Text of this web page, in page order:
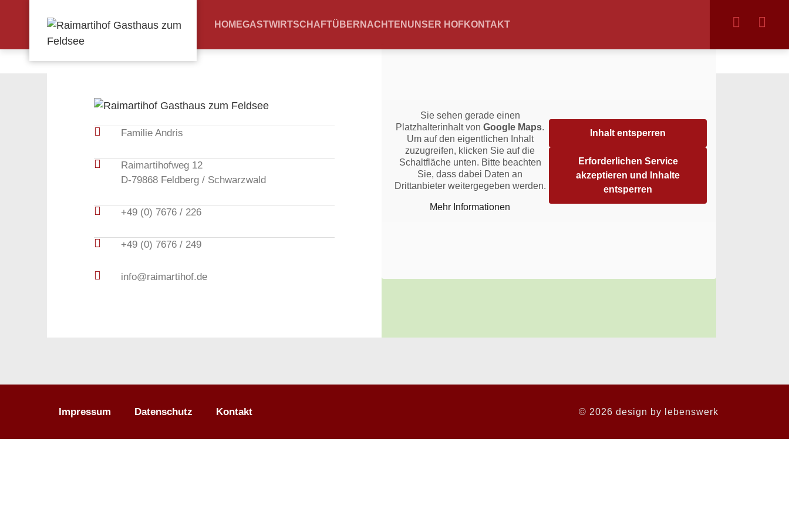
HOMEGASTWIRTSCHAFTÜBERNACHTEN UNSER HOFKONTAKT
Familie Andris
Raimartihofweg 12
D-79868 Feldberg / Schwarzwald
+49 (0) 7676 / 226
+49 (0) 7676 / 249
info@raimartihof.de
Sie sehen gerade einen
Platzhalterinhalt von Google Maps.
Um auf den eigentlichen Inhalt
zuzugreifen, klicken Sie auf die
Schaltfläche unten. Bitte beachten
Sie, dass dabei Daten an
Drittanbieter weitergegeben werden.
Mehr Informationen
Inhalt entsperren
Erforderlichen Service
akzeptieren und Inhalte
entsperren
Impressum Datenschutz Kontakt © 2026 design by lebenswerk